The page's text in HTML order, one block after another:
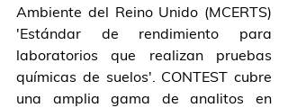
Ambiente del Reino Unido (MCERTS)
'Estándar de rendimiento para
laboratorios que realizan pruebas
químicas de suelos'. CONTEST cubre
una amplia gama de analitos en